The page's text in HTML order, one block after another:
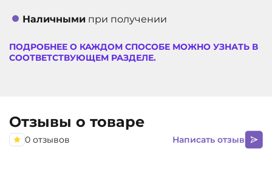
Наличными при получении
ПОДРОБНЕЕ О КАЖДОМ СПОСОБЕ МОЖНО УЗНАТЬ В
СООТВЕТСТВУЮЩЕМ РАЗДЕЛЕ.
Отзывы о товаре
0 отзывов Написать отзыв